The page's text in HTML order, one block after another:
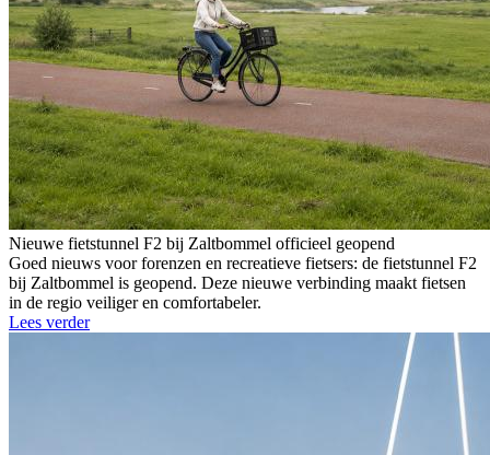
Nieuwe fietstunnel F2 bij Zaltbommel officieel geopend
Goed nieuws voor forenzen en recreatieve fietsers: de fietstunnel F2
bij Zaltbommel is geopend. Deze nieuwe verbinding maakt fietsen
in de regio veiliger en comfortabeler.
Lees verder